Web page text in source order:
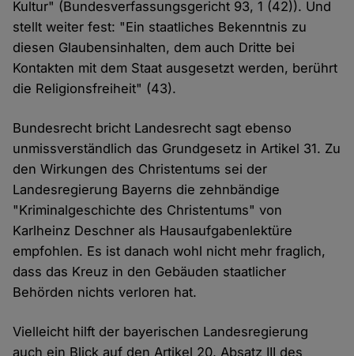
Kultur" (Bundesverfassungsgericht 93, 1 (42)). Und
stellt weiter fest: "Ein staatliches Bekenntnis zu
diesen Glaubensinhalten, dem auch Dritte bei
Kontakten mit dem Staat ausgesetzt werden, berührt
die Religionsfreiheit" (43).
Bundesrecht bricht Landesrecht sagt ebenso
unmissverständlich das Grundgesetz in Artikel 31. Zu
den Wirkungen des Christentums sei der
Landesregierung Bayerns die zehnbändige
"Kriminalgeschichte des Christentums" von
Karlheinz Deschner als Hausaufgabenlektüre
empfohlen. Es ist danach wohl nicht mehr fraglich,
dass das Kreuz in den Gebäuden staatlicher
Behörden nichts verloren hat.
Vielleicht hilft der bayerischen Landesregierung
auch ein Blick auf den Artikel 20, Absatz III des